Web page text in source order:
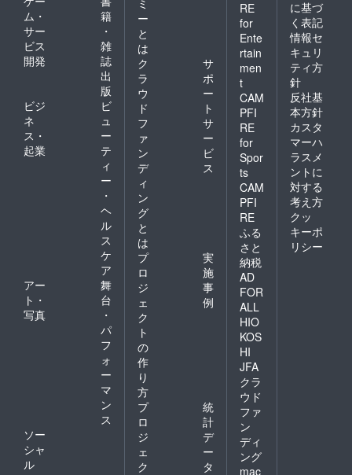
ム・
サー
ビス
開発
籍
・
雑
誌
出
版
ビジ
ネ
ス・
起業
ビ
ュ
ー
テ
ィ
ー
・
ヘ
ル
ス
ケ
ア
アー
ト・
写真
舞
台
・
パ
フ
ォ
ー
マ
ン
ス
ソー
シャ
ル
ー
と
は
ク
ラ
ウ
ド
フ
ァ
ン
デ
ィ
ン
グ
と
は
サ
ポ
ー
ト
サ
ー
ビ
ス
プ
ロ
ジ
ェ
ク
ト
の
作
り
方
実
施
事
例
プ
ロ
ジ
ェ
ク
統
計
デ
ー
タ
RE
for
Ente
rtain
men
t
CAM
PFI
RE
for
Spor
ts
CAM
PFI
RE
ふる
さと
納税
AD
FOR
ALL
HIO
KOS
HI
JFA
クラ
ウド
ファ
ン
ディ
ング
mac
に基づ
く表記
情報セ
キュリ
ティ方
針
反社基
本方針
カスタ
マーハ
ラスメ
ントに
対する
考え方
クッ
キーポ
リシー